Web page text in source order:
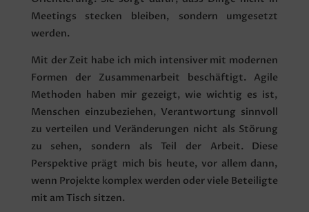
Meetings stecken bleiben, sondern umgesetzt
werden.
Mit der Zeit habe ich mich intensiver mit modernen
Formen der Zusammenarbeit beschäftigt. Agile
Methoden haben mir gezeigt, wie wichtig es ist,
Menschen einzubeziehen, Verantwortung sinnvoll
zu verteilen und Veränderungen nicht als Störung
zu sehen, sondern als Teil der Arbeit. Diese
Perspektive prägt mich bis heute, vor allem dann,
wenn Projekte komplex werden oder viele Beteiligte
mit am Tisch sitzen.